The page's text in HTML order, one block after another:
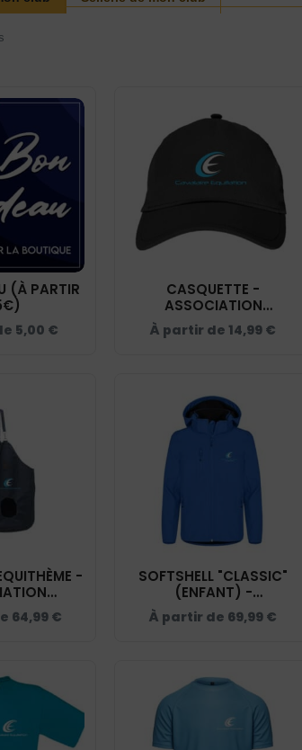
(À PARTIR
5,00 €
CASQUETTE -
ASSOCIATION
CAVALAIRE EQUITATION
- GRIS ANTHRACITE -
À partir de 14,99 €
-
938040
64,99 €
SOFTSHELL "CLASSIC"
(ENFANT) -
ASSOCIATION
CAVALAIRE EQUITATION
À partir de 69,99 €